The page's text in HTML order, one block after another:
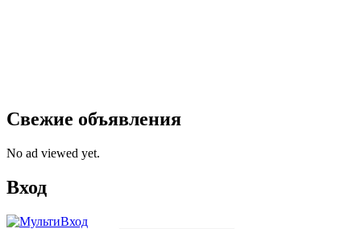
Свежие объявления
No ad viewed yet.
Вход